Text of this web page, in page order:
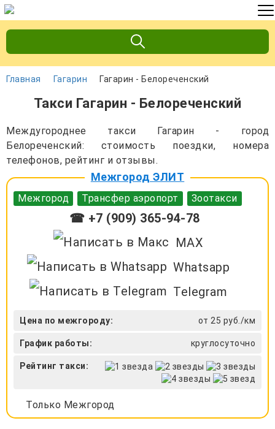
Главная Гагарин Гагарин - Белореченский
Такси Гагарин - Белореченский
Междугороднее такси Гагарин - город
Белореченский: стоимость поездки, номера
телефонов, рейтинг и отзывы.
Межгород ЭЛИТ
Межгород Трансфер аэропорт Зоотакси
☎ +7 (909) 365-94-78
MAX
Whatsapp
Telegram
Цена по межгороду: от 25 руб./км
График работы: круглосуточно
Рейтинг такси:
Только Межгород